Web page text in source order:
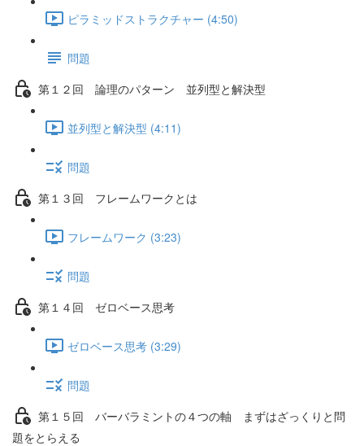
ピラミッドストラクチャー (4:50)
問題
第１２回 論理のパターン 並列型と解決型
並列型と解決型 (4:11)
問題
第１３回 フレームワークとは
フレームワーク (3:23)
問題
第１４回 ゼロベース思考
ゼロベース思考 (3:29)
問題
第１５回 バーバラミントの４つの軸 まずはざっくりと問
題をとらえる